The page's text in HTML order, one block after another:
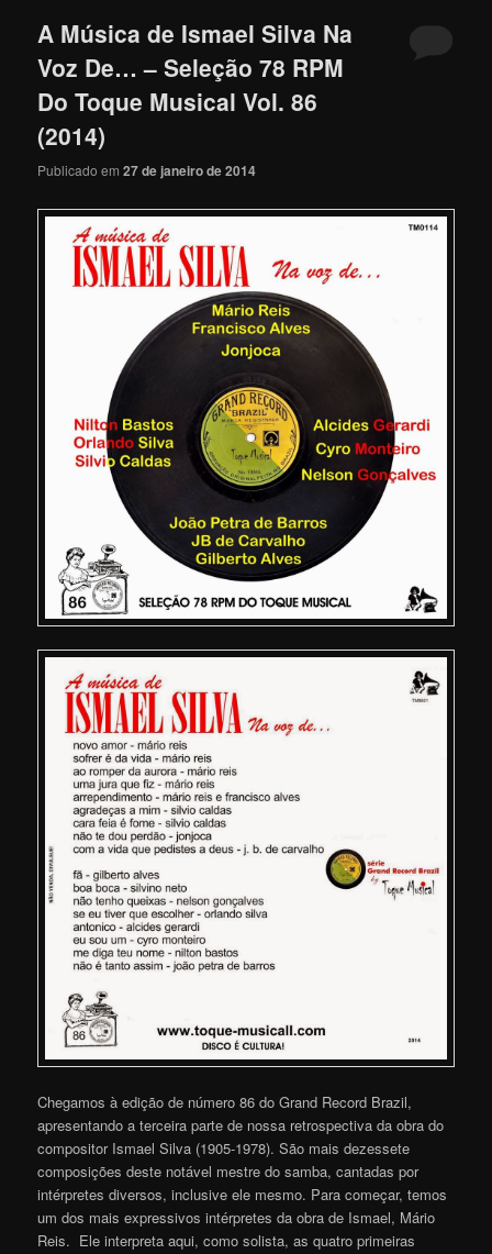
A Música de Ismael Silva Na
Voz De… – Seleção 78 RPM
Do Toque Musical Vol. 86
(2014)
Publicado em27 de janeiro de 2014
Chegamos à edição de número 86 do Grand Record Brazil,
apresentando a terceira parte de nossa retrospectiva da obra do
compositor Ismael Silva (1905-1978). São mais dezessete
composições deste notável mestre do samba, cantadas por
intérpretes diversos, inclusive ele mesmo. Para começar, temos
um dos mais expressivos intérpretes da obra de Ismael, Mário
Reis. Ele interpreta aqui, como solista, as quatro primeiras